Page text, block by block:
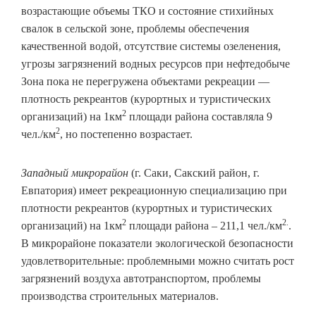
возрастающие объемы ТКО и состояние стихийных
свалок в сельской зоне, проблемы обеспечения
качественной водой, отсутствие системы озеленения,
угрозы загрязнений водных ресурсов при нефтедобыче
Зона пока не перегружена объектами рекреации —
плотность рекреантов (курортных и туристических
организаций) на 1км2 площади района составляла 9
чел./км2, но постепенно возрастает.
Западный микрорайон (г. Саки, Сакский район, г.
Евпатория) имеет рекреационную специализацию при
плотности рекреантов (курортных и туристических
организаций) на 1км2 площади района – 211,1 чел./км2. .
В микрорайоне показатели экологической безопасности
удовлетворительные: проблемными можно считать рост
загрязнений воздуха автотранспортом, проблемы
производства строительных материалов.